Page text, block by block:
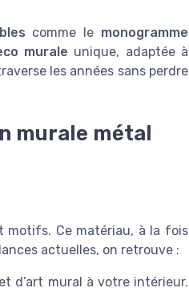
comme le monogramme
murale unique, adaptée à
les années sans perdre
murale métal
motifs. Ce matériau, à la fois
actuelles, on retrouve :
d’art mural à votre intérieur.